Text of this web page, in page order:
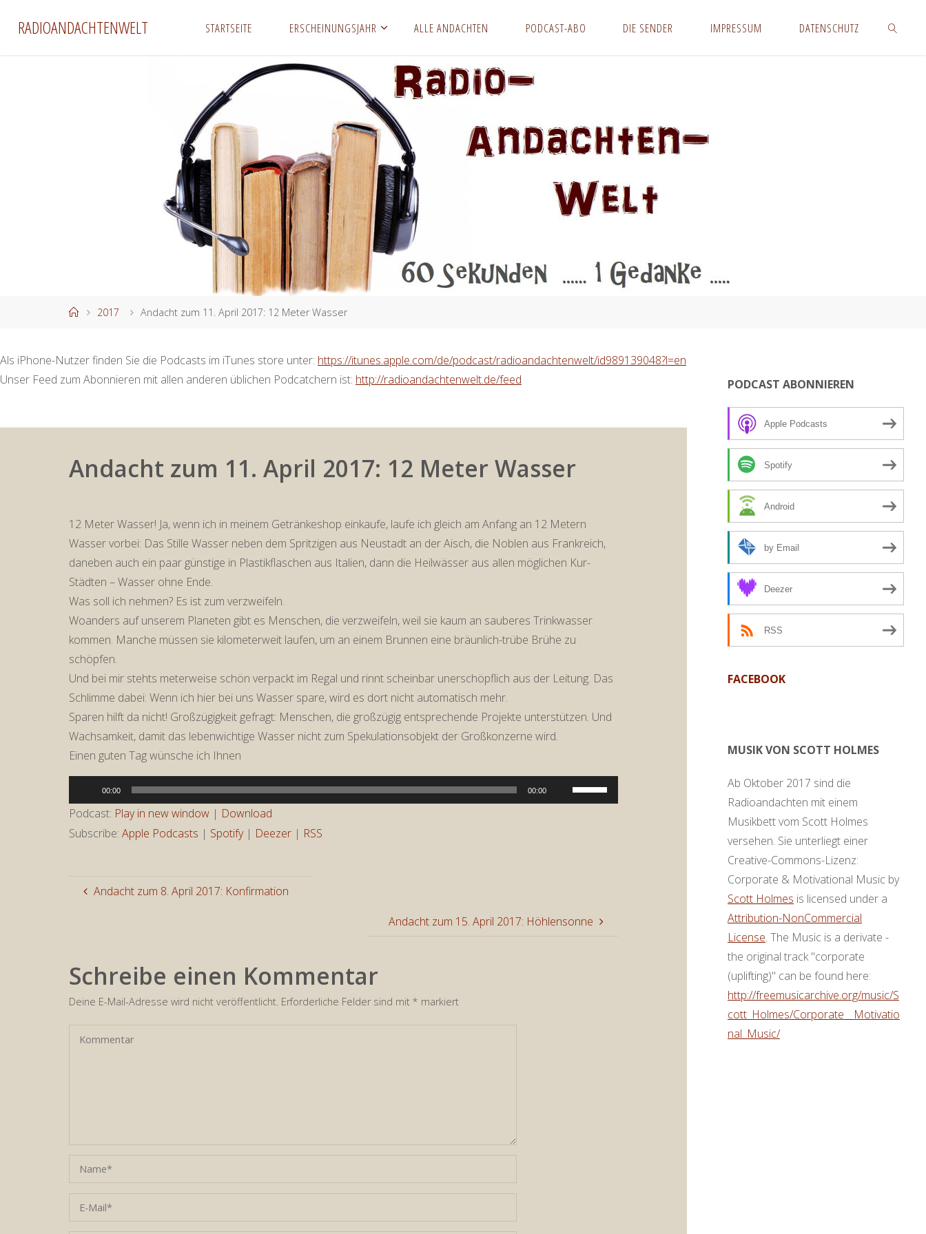
InhaltRADIOANDACHTENWELT STARTSEITE ERSCHEINUNGSJAHR ALLE ANDACHTEN PODCAST-ABO DIE SENDER IMPRESSUM DATENSCHUTZ
Start2017 Andacht zum 11. April 2017: 12 Meter Wasser
Als iPhone-Nutzer finden Sie die Podcasts im iTunes store unter: https://itunes.apple.com/de/podcast/radioandachtenwelt/id989139048?l=en
Unser Feed zum Abonnieren mit allen anderen üblichen Podcatchern ist: http://radioandachtenwelt.de/feed
Andacht zum 11. April 2017: 12 Meter Wasser
12 Meter Wasser! Ja, wenn ich in meinem Getränkeshop einkaufe, laufe ich gleich am Anfang an 12 Metern
Wasser vorbei: Das Stille Wasser neben dem Spritzigen aus Neustadt an der Aisch, die Noblen aus Frankreich,
daneben auch ein paar günstige in Plastikflaschen aus Italien, dann die Heilwässer aus allen möglichen Kur-
Städten – Wasser ohne Ende.
Was soll ich nehmen? Es ist zum verzweifeln.
Woanders auf unserem Planeten gibt es Menschen, die verzweifeln, weil sie kaum an sauberes Trinkwasser
kommen. Manche müssen sie kilometerweit laufen, um an einem Brunnen eine bräunlich-trübe Brühe zu
schöpfen.
Und bei mir stehts meterweise schön verpackt im Regal und rinnt scheinbar unerschöpflich aus der Leitung. Das
Schlimme dabei: Wenn ich hier bei uns Wasser spare, wird es dort nicht automatisch mehr.
Sparen hilft da nicht! Großzügigkeit gefragt: Menschen, die großzügig entsprechende Projekte unterstützen. Und
Wachsamkeit, damit das lebenwichtige Wasser nicht zum Spekulationsobjekt der Großkonzerne wird.
Einen guten Tag wünsche ich Ihnen
Player
00:00 00:00
Pfeiltasten
Hoch/Runter
regeln.
Podcast: Play in new window| Download
Subscribe: Apple Podcasts | Spotify| Deezer| RSS
Andacht zum 8. April 2017: Konfirmation
Andacht zum 15. April 2017: Höhlensonne
Schreibe einen Kommentar
Deine E-Mail-Adresse wird nicht veröffentlicht. Erforderliche Felder sind mit * markiert
PODCAST ABONNIEREN
Apple Podcasts
Spotify
Android
by Email
Deezer
RSS
FACEBOOK
MUSIK VON SCOTT HOLMES
Ab Oktober 2017 sind die
Radioandachten mit einem
Musikbett vom Scott Holmes
versehen. Sie unterliegt einer
Creative-Commons-Lizenz:
Corporate & Motivational Music by
Scott Holmes is licensed under a
Attribution-NonCommercial
License. The Music is a derivate -
the original track "corporate
(uplifting)" can be found here:
http://freemusicarchive.org/music/S
cott_Holmes/Corporate__Motivatio
nal_Music/